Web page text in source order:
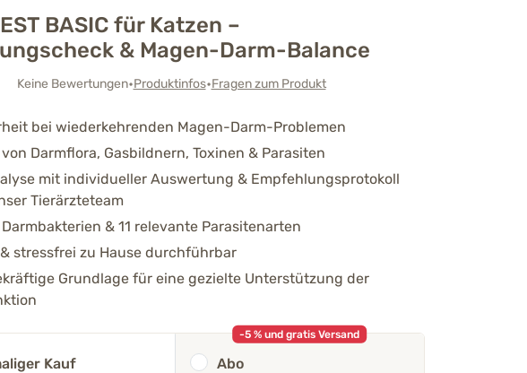
BASIC für Katzen –
& Magen-Darm-Balance
Keine Bewertungen•Produktinfos•Fragen zum Produkt
bei wiederkehrenden Magen-Darm-Problemen
Darmflora, Gasbildnern, Toxinen & Parasiten
mit individueller Auswertung & Empfehlungsprotokoll
Tierärzteteam
& 11 relevante Parasitenarten
stressfrei zu Hause durchführbar
Grundlage für eine gezielte Unterstützung der
Kauf
-5 % und gratis Versand
Abo